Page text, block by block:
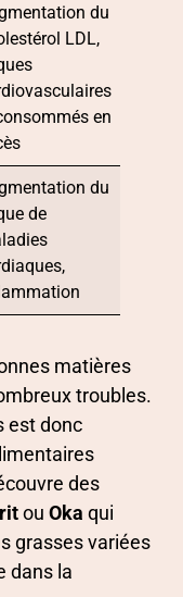
du
LDL,
en
du
de
matières
troubles.
est donc
des
ou Oka qui
grasses variées
dans la